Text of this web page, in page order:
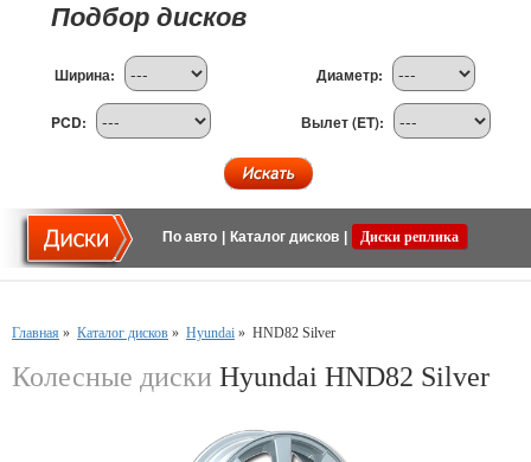
Подбор дисков
Ширина: Диаметр:
PCD: Вылет (ET):
По авто Каталог дисков Диски реплика
Главная » Каталог дисков » Hyundai » HND82 Silver
Колесные диски Hyundai HND82 Silver